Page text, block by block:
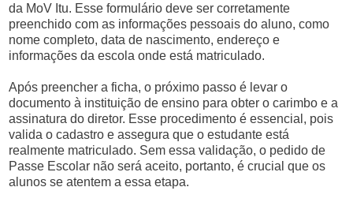
da MoV Itu. Esse formulário deve ser corretamente
preenchido com as informações pessoais do aluno, como
nome completo, data de nascimento, endereço e
informações da escola onde está matriculado.
Após preencher a ficha, o próximo passo é levar o
documento à instituição de ensino para obter o carimbo e a
assinatura do diretor. Esse procedimento é essencial, pois
valida o cadastro e assegura que o estudante está
realmente matriculado. Sem essa validação, o pedido de
Passe Escolar não será aceito, portanto, é crucial que os
alunos se atentem a essa etapa.